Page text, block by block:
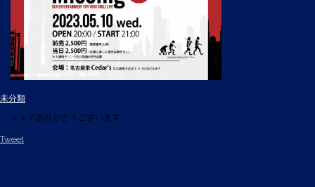
未分類
シェアありがとうございます
Tweet